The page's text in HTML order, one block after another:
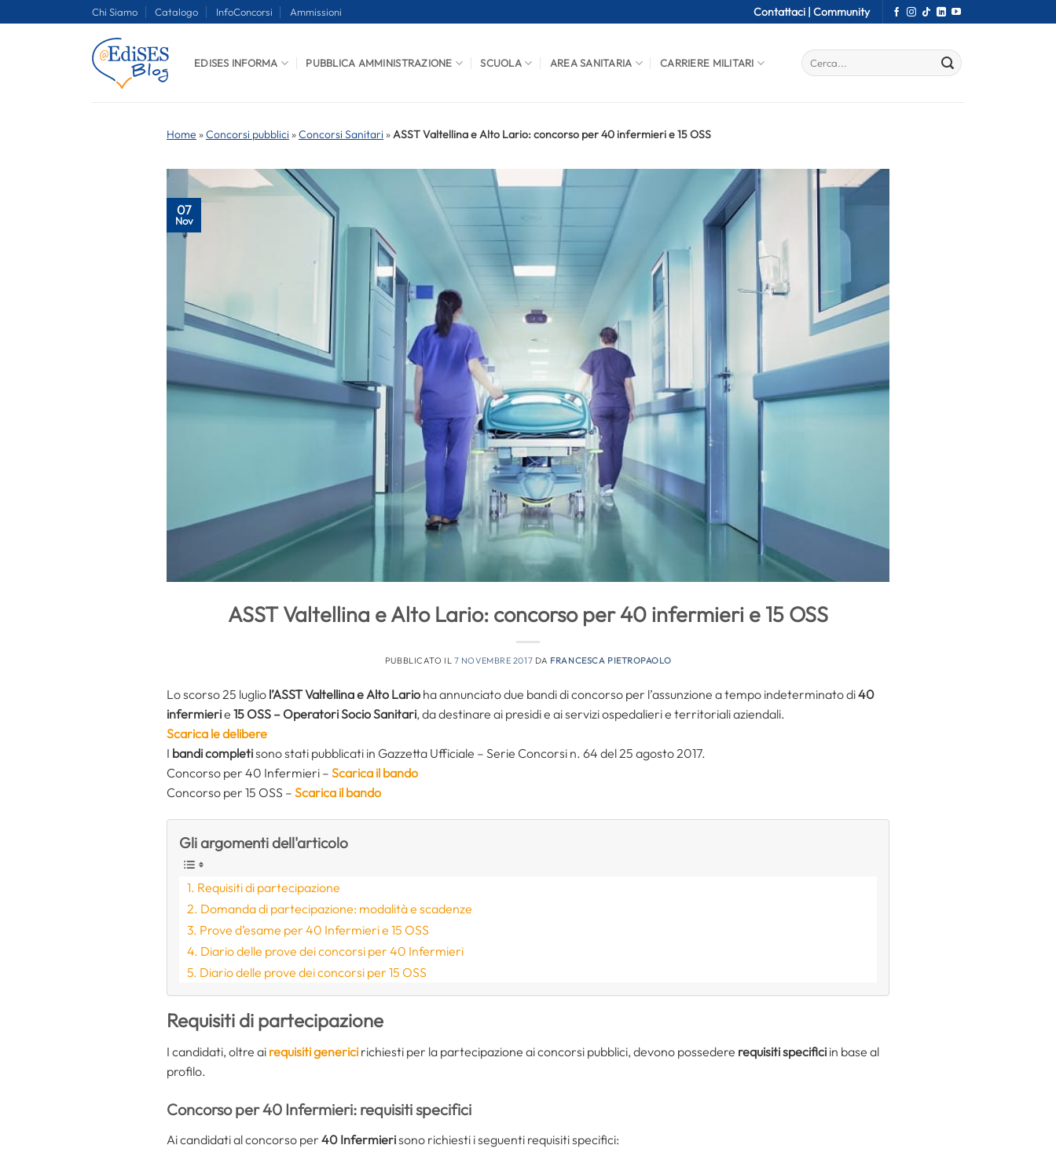
Chi Siamo Catalogo InfoConcorsi Ammissioni Contattaci | Community
EDISES INFORMA PUBBLICA AMMINISTRAZIONE SCUOLA AREA SANITARIA CARRIERE MILITARI
Home »Concorsi pubblici »Concorsi Sanitari »ASST Valtellina e Alto Lario: concorso per 40 infermieri e 15 OSS
07
Nov
ASST Valtellina e Alto Lario: concorso per 40 infermieri e 15 OSS
PUBBLICATO IL 7 NOVEMBRE 2017 DA FRANCESCA PIETROPAOLO
Lo scorso 25 luglio l’ASST Valtellina e Alto Lario ha annunciato due bandi di concorso per l’assunzione a tempo indeterminato di40
infermierie 15 OSS – Operatori Socio Sanitari, da destinare ai presidi e ai servizi ospedalieri e territoriali aziendali.
Scarica le delibere
I bandi completisono stati pubblicati in Gazzetta Ufficiale – Serie Concorsi n. 64 del 25 agosto 2017.
Concorso per 40 Infermieri – Scarica il bando
Concorso per 15 OSS – Scarica il bando
Gli argomenti dell'articolo
Requisiti di partecipazione
Domanda di partecipazione: modalità e scadenze
Prove d’esame per 40 Infermieri e 15 OSS
Diario delle prove dei concorsi per 40 Infermieri
Diario delle prove dei concorsi per 15 OSS
Requisiti di partecipazione
I candidati, oltre ai requisiti generici richiesti per la partecipazione ai concorsi pubblici, devono possedere requisiti specifici in base al
profilo.
Concorso per 40 Infermieri: requisiti specifici
Ai candidati al concorso per 40 Infermierisono richiesti i seguenti requisiti specifici: